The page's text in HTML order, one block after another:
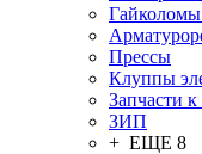
Гайколомы
Прессы
Клуппы
Запчасти к
ЗИП
+ ЕЩЕ 8